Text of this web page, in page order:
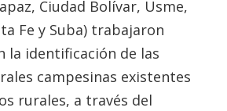
Ciudad Bolívar, Usme,
Fe y Suba) trabajaron
la identificación de las
campesinas existentes
rurales, a través del